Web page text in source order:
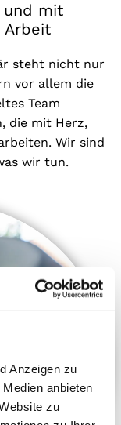
Anzeigen zu
anbieten
zu
und mit
Arbeit
steht nicht nur
vor allem die
Team
die mit Herz,
Wir sind
wir tun.